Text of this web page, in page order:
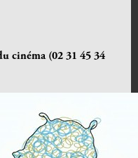
cinéma (02 31 45 34